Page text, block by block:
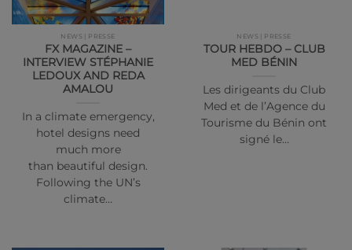
NEWS | PRESSE
FX MAGAZINE –
INTERVIEW STÉPHANIE
LEDOUX AND REDA
AMALOU
In a climate emergency,
hotel designs need
much more
than beautiful design.
Following the UN’s
climate…
NEWS | PRESSE
TOUR HEBDO – CLUB
MED BÉNIN
Les dirigeants du Club
Med et de l’Agence du
Tourisme du Bénin ont
signé le…